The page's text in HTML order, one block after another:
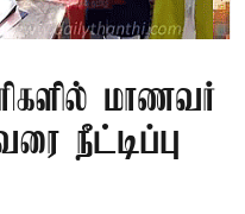
மாணவர்
நீட்டிப்பு